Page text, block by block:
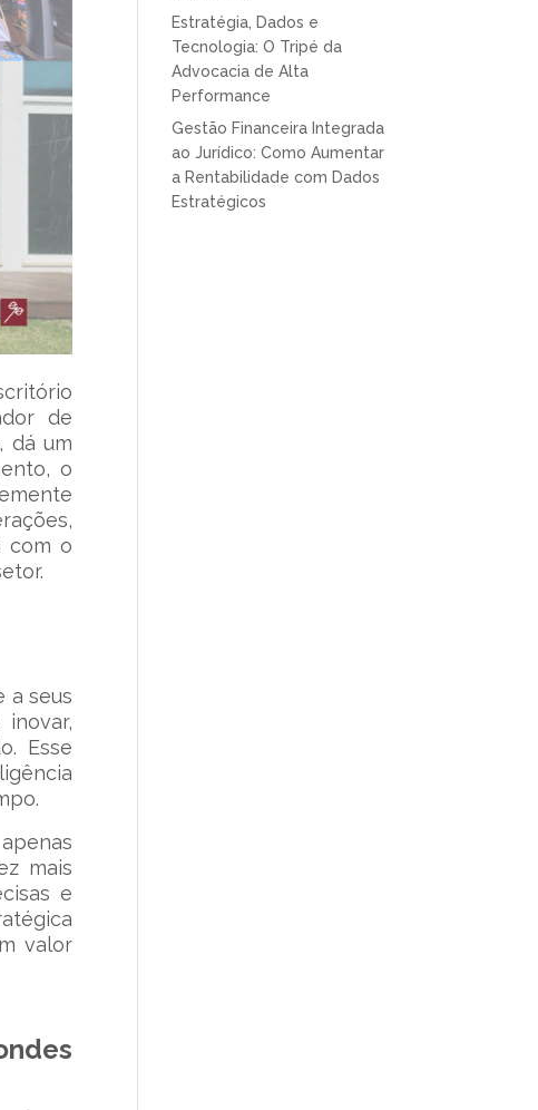
de
dá um
o
com o
a seus
Esse
mais
e
valor
Estratégia, Dados e
Tecnologia: O Tripé da
Advocacia de Alta
Performance
Gestão Financeira Integrada
ao Jurídico: Como Aumentar
a Rentabilidade com Dados
Estratégicos